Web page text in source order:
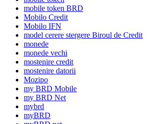
mobile token BRD
Mobilo Credit
Mobilo IFN
model cerere stergere Biroul de Credit
monede
monede vechi
mostenire credit
mostenire datorii
Mozipo
my BRD Mobile
my BRD Net
mybrd
myBRD